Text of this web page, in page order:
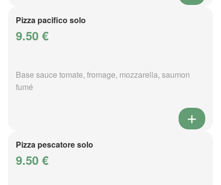
Pizza pacifico solo
9.50 €
Base sauce tomate, fromage, mozzarella, saumon
fumé
Pizza pescatore solo
9.50 €